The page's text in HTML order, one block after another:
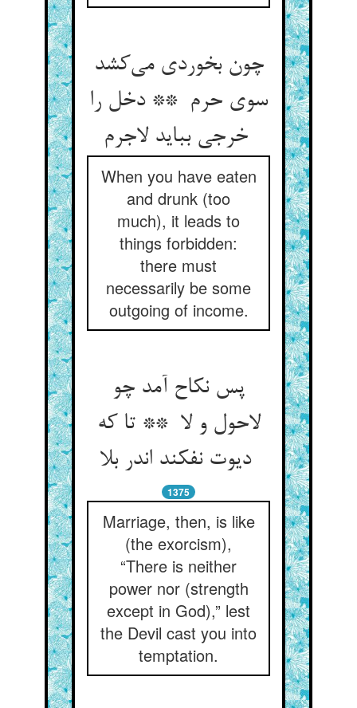
چون بخوردی می‌کشد
سوی حرم ** دخل را
خرجی بباید لاجرم
When you have eaten
and drunk (too
much), it leads to
things forbidden:
there must
necessarily be some
outgoing of income.
پس نکاح آمد چو
لاحول و لا ** تا که
دیوت نفکند اندر بلا
1375
Marriage, then, is like
(the exorcism),
“There is neither
power nor (strength
except in God),” lest
the Devil cast you into
temptation.